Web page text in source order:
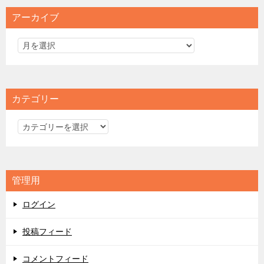
アーカイブ
カテゴリー
カ
リ
ー
管理用
ログイン
投稿フィード
コメントフィード